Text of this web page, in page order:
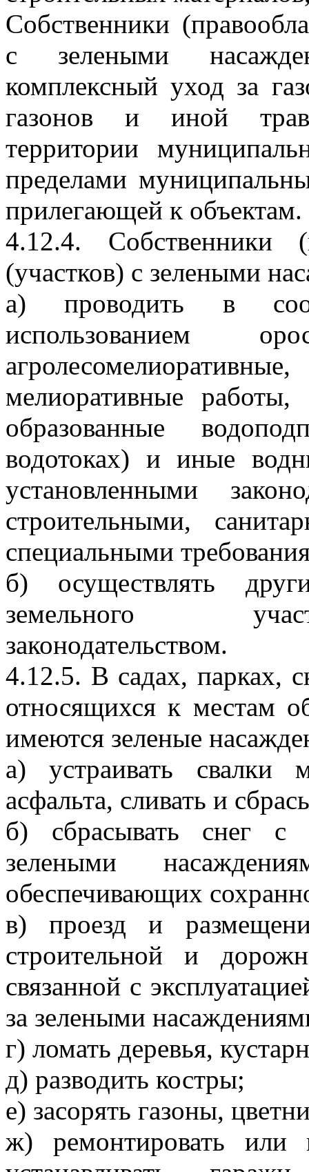
Собственники
с зелеными
комплексный уход за
газонов и иной
территории
пределами
прилегающей к объектам.
4.12.4. Собственники
(участков) с зелеными
а) проводить в
использованием
мелиоративные
образованные
водотоках) и иные
установленными
строительными,
специальными
б) осуществлять
земельного
законодательством.
4.12.5. В садах, парках,
относящихся к местам
имеются зеленые
а) устраивать свалки
асфальта, сливать и
б) сбрасывать снег с
зелеными
обеспечивающих
в) проезд и
строительной и
связанной с
за зелеными
г) ломать деревья,
д) разводить костры;
е) засорять газоны,
ж) ремонтировать или